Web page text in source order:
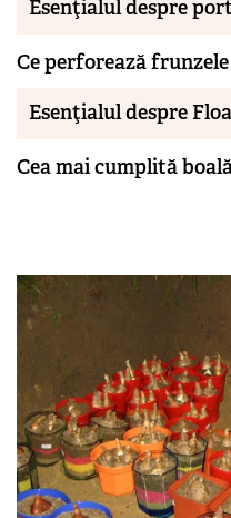
Esenţialul despre
Ce perforează
Esenţialul despre
Cea mai cumplită